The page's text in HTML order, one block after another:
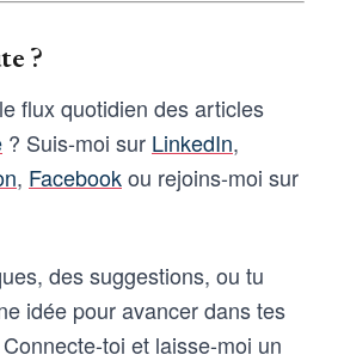
?
flux quotidien des articles
? Suis-moi sur LinkedIn,
, Facebookou rejoins-moi sur
des suggestions, ou tu
idée pour avancer dans tes
toi et laisse-moi un